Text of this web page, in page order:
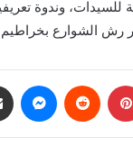
للسيدات، وندوة
رش الشوارع بخراطيم
بينتيريست